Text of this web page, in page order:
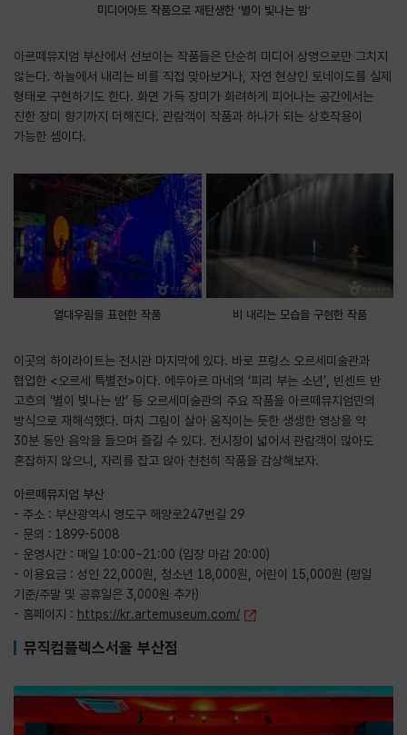
미디어아트 작품으로 재탄생한 ‘별이 빛나는 밤’
아르떼뮤지엄 부산에서 선보이는 작품들은 단순히 미디어 상영으로만 그치지
않는다. 하늘에서 내리는 비를 직접 맞아보거나, 자연 현상인 토네이도를 실제
형태로 구현하기도 한다. 화면 가득 장미가 화려하게 피어나는 공간에서는
진한 장미 향기까지 더해진다. 관람객이 작품과 하나가 되는 상호작용이
가능한 셈이다.
열대우림을 표현한 작품 비 내리는 모습을 구현한 작품
이곳의 하이라이트는 전시관 마지막에 있다. 바로 프랑스 오르세미술관과
협업한 <오르세 특별전>이다. 에두아르 마네의 ‘피리 부는 소년’, 빈센트 반
고흐의 ‘별이 빛나는 밤’ 등 오르세미술관의 주요 작품을 아르떼뮤지엄만의
방식으로 재해석했다. 마치 그림이 살아 움직이는 듯한 생생한 영상을 약
30분 동안 음악을 들으며 즐길 수 있다. 전시장이 넓어서 관람객이 많아도
혼잡하지 않으니, 자리를 잡고 앉아 천천히 작품을 감상해보자.
아르떼뮤지엄 부산
- 주소 : 부산광역시 영도구 해양로247번길 29
- 문의 : 1899-5008
- 운영시간 : 매일 10:00~21:00 (입장 마감 20:00)
- 이용요금 : 성인 22,000원, 청소년 18,000원, 어린이 15,000원 (평일
기준/주말 및 공휴일은 3,000원 추가)
- 홈페이지 : https://kr.artemuseum.com/
뮤직컴플렉스서울 부산점